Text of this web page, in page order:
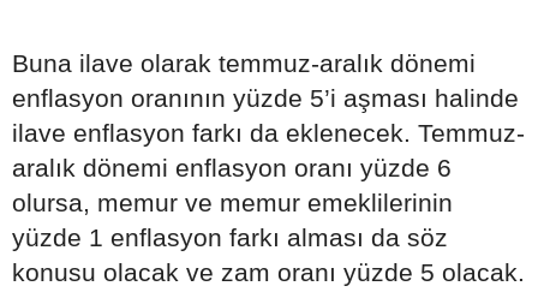
Buna ilave olarak temmuz-aralık dönemi
enflasyon oranının yüzde 5’i aşması halinde
ilave enflasyon farkı da eklenecek. Temmuz-
aralık dönemi enflasyon oranı yüzde 6
olursa, memur ve memur emeklilerinin
yüzde 1 enflasyon farkı alması da söz
konusu olacak ve zam oranı yüzde 5 olacak.